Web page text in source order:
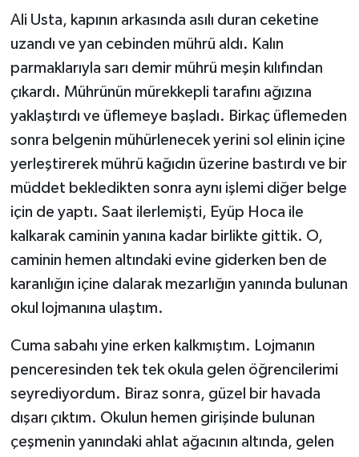
Ali Usta, kapının arkasında asılı duran ceketine
uzandı ve yan cebinden mührü aldı. Kalın
parmaklarıyla sarı demir mührü meşin kılıfından
çıkardı. Mührünün mürekkepli tarafını ağızına
yaklaştırdı ve üflemeye başladı. Birkaç üflemeden
sonra belgenin mühürlenecek yerini sol elinin içine
yerleştirerek mührü kağıdın üzerine bastırdı ve bir
müddet bekledikten sonra aynı işlemi diğer belge
için de yaptı. Saat ilerlemişti, Eyüp Hoca ile
kalkarak caminin yanına kadar birlikte gittik. O,
caminin hemen altındaki evine giderken ben de
karanlığın içine dalarak mezarlığın yanında bulunan
okul lojmanına ulaştım.
Cuma sabahı yine erken kalkmıştım. Lojmanın
penceresinden tek tek okula gelen öğrencilerimi
seyrediyordum. Biraz sonra, güzel bir havada
dışarı çıktım. Okulun hemen girişinde bulunan
çeşmenin yanındaki ahlat ağacının altında, gelen